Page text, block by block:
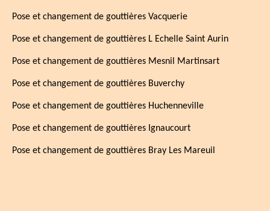
Pose et changement de gouttières Vacquerie
Pose et changement de gouttières L Echelle Saint Aurin
Pose et changement de gouttières Mesnil Martinsart
Pose et changement de gouttières Buverchy
Pose et changement de gouttières Huchenneville
Pose et changement de gouttières Ignaucourt
Pose et changement de gouttières Bray Les Mareuil